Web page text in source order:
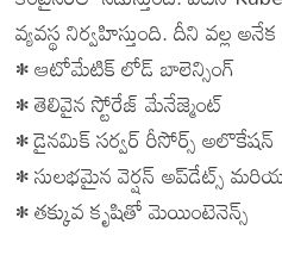
వ్యవస్థ నిర్వహిస్తుంది. దీని వల్ల
• ఆటోమేటిక్ లోడ్ బాలెన్సింగ్
• తెలివైన స్టోరేజ్ మేనేజ్మెంట్
• డైనమిక్ సర్వర్ రీసోర్స్ అలొకేషన్
• సులభమైన వెర్షన్ అప్‌డేట్స్
• తక్కువ కృషితో మెయింటెనెన్స్